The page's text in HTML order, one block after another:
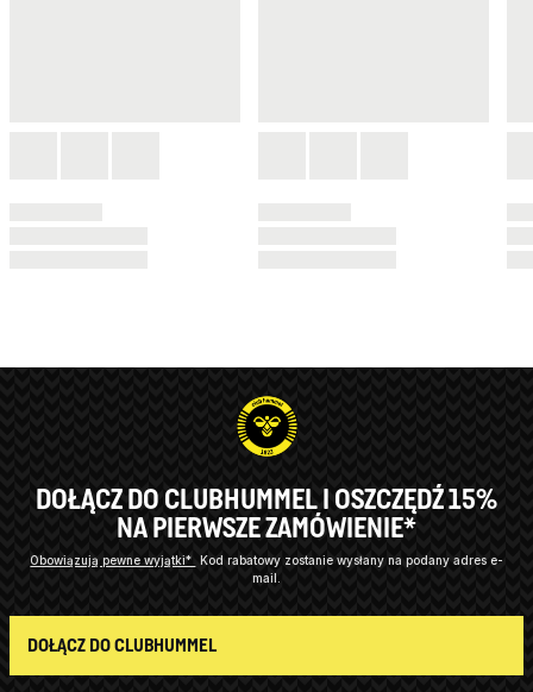
DOŁĄCZ DO CLUBHUMMEL I OSZCZĘDŹ 15%
NA PIERWSZE ZAMÓWIENIE*
Obowiązują pewne wyjątki* Kod rabatowy zostanie wysłany na podany adres e-
mail.
DOŁĄCZ DO CLUBHUMMEL